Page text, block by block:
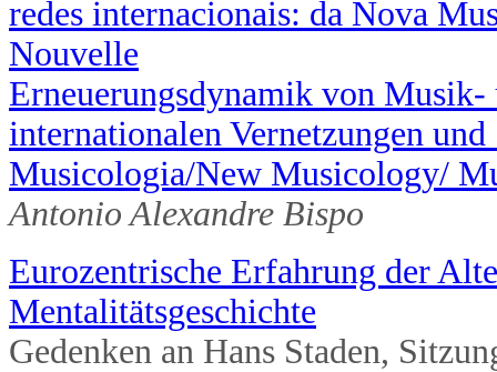
redes internacionais: da Nova
Nouvelle
Erneuerungsdynamik von
internationalen Vernetzungen
Musicologia/New Musicology/
Antonio Alexandre Bispo
Eurozentrische Erfahrung der
Mentalitätsgeschichte
Gedenken an Hans Staden,